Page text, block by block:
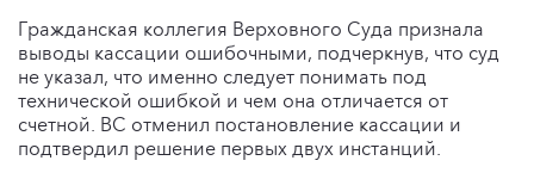
Гражданская коллегия Верховного Суда признала
выводы кассации ошибочными, подчеркнув, что суд
не указал, что именно следует понимать под
технической ошибкой и чем она отличается от
счетной. ВС отменил постановление кассации и
подтвердил решение первых двух инстанций.